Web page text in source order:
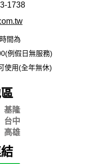
1738
間為
例假日無服務)
使用(全年無休)
基隆
台中
高雄